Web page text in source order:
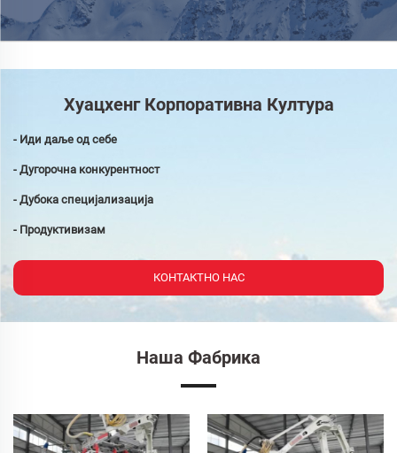
Хуацхенг Корпоративна Култура
- Иди даље од себе
- Дугорочна конкурентност
- Дубока специјализација
- Продуктивизам
КОНТАКТНО НАС
Наша Фабрика